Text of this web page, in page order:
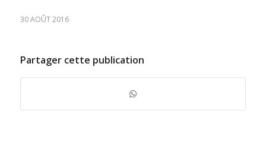
30 AOÛT 2016
Partager cette publication